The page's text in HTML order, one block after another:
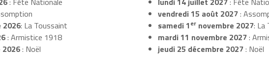
: La Toussaint
: Armistice 1918
: Noël
vendredi 15 août 2027:
samedi 1er novembre 2027: La
mardi 11 novembre 2027:
jeudi 25 décembre 2027: Noël